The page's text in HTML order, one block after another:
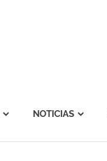
NOTICIAS